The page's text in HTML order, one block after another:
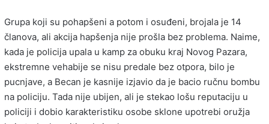
Grupa koji su pohapšeni a potom i osuđeni, brojala je 14
članova, ali akcija hapšenja nije prošla bez problema. Naime,
kada je policija upala u kamp za obuku kraj Novog Pazara,
ekstremne vehabije se nisu predale bez otpora, bilo je
pucnjave, a Becan je kasnije izjavio da je bacio ručnu bombu
na policiju. Tada nije ubijen, ali je stekao lošu reputaciju u
policiji i dobio karakteristiku osobe sklone upotrebi oružja